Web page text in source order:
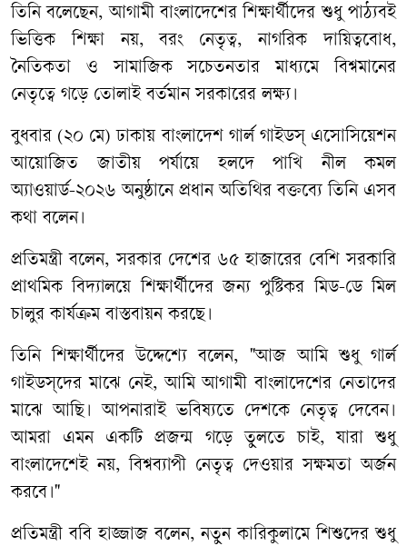
তিনি বলেছেন, আগামী বাংলাদেশের শিক্ষার্থীদের শুধু পাঠ্যবই
ভিত্তিক শিক্ষা নয়, বরং নেতৃত্ব, নাগরিক দায়িত্ববোধ,
নৈতিকতা ও সামাজিক সচেতনতার মাধ্যমে বিশ্বমানের
নেতৃত্বে গড়ে তোলাই বর্তমান সরকারের লক্ষ্য।
বুধবার (২০ মে) ঢাকায় বাংলাদেশ গার্ল গাইডস্ এসোসিয়েশন
আয়োজিত জাতীয় পর্যায়ে হলদে পাখি নীল কমল
অ্যাওয়ার্ড-২০২৬ অনুষ্ঠানে প্রধান অতিথির বক্তব্যে তিনি এসব
কথা বলেন।
প্রতিমন্ত্রী বলেন, সরকার দেশের ৬৫ হাজারের বেশি সরকারি
প্রাথমিক বিদ্যালয়ে শিক্ষার্থীদের জন্য পুষ্টিকর মিড-ডে মিল
চালুর কার্যক্রম বাস্তবায়ন করছে।
তিনি শিক্ষার্থীদের উদ্দেশ্যে বলেন, "আজ আমি শুধু গার্ল
গাইডস্‌দের মাঝে নেই, আমি আগামী বাংলাদেশের নেতাদের
মাঝে আছি। আপনারাই ভবিষ্যতে দেশকে নেতৃত্ব দেবেন।
আমরা এমন একটি প্রজন্ম গড়ে তুলতে চাই, যারা শুধু
বাংলাদেশেই নয়, বিশ্বব্যাপী নেতৃত্ব দেওয়ার সক্ষমতা অর্জন
করবে।"
প্রতিমন্ত্রী ববি হাজ্জাজ বলেন, নতুন কারিকুলামে শিশুদের শুধু